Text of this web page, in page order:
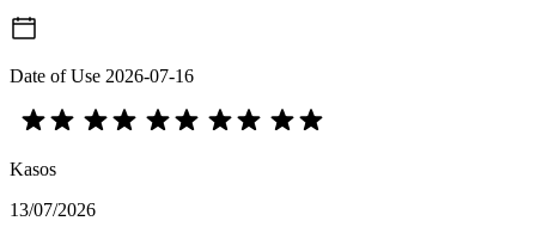
Date of Use 2026-07-16
Kasos
13/07/2026